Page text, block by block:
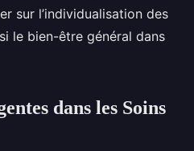
sur l’individualisation des
le bien-être général dans
dans les Soins